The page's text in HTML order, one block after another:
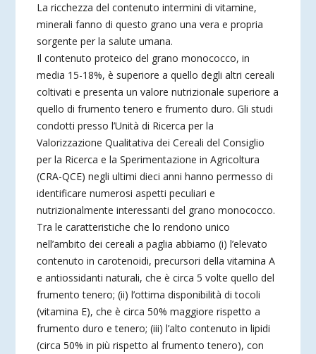
La ricchezza del contenuto intermini di vitamine,
minerali fanno di questo grano una vera e propria
sorgente per la salute umana.
Il contenuto proteico del grano monococco, in
media 15-18%, è superiore a quello degli altri cereali
coltivati e presenta un valore nutrizionale superiore a
quello di frumento tenero e frumento duro. Gli studi
condotti presso l’Unità di Ricerca per la
Valorizzazione Qualitativa dei Cereali del Consiglio
per la Ricerca e la Sperimentazione in Agricoltura
(CRA-QCE) negli ultimi dieci anni hanno permesso di
identificare numerosi aspetti peculiari e
nutrizionalmente interessanti del grano monococco.
Tra le caratteristiche che lo rendono unico
nell’ambito dei cereali a paglia abbiamo (i) l’elevato
contenuto in carotenoidi, precursori della vitamina A
e antiossidanti naturali, che è circa 5 volte quello del
frumento tenero; (ii) l’ottima disponibilità di tocoli
(vitamina E), che è circa 50% maggiore rispetto a
frumento duro e tenero; (iii) l’alto contenuto in lipidi
(circa 50% in più rispetto al frumento tenero), con